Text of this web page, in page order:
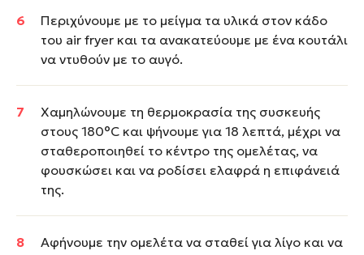
Περιχύνουμε με το μείγμα τα υλικά στον κάδο
του air fryer και τα ανακατεύουμε με ένα κουτάλι
να ντυθούν με το αυγό.
Χαμηλώνουμε τη θερμοκρασία της συσκευής
στους 180°C και ψήνουμε για 18 λεπτά, μέχρι να
σταθεροποιηθεί το κέντρο της ομελέτας, να
φουσκώσει και να ροδίσει ελαφρά η επιφάνειά
της.
Αφήνουμε την ομελέτα να σταθεί για λίγο και να